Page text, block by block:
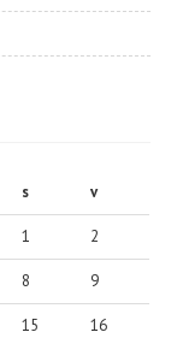
s v
1 2
8 9
15 16